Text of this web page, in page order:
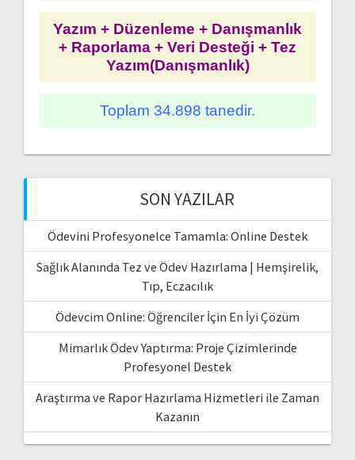
Yazım + Düzenleme + Danışmanlık
+ Raporlama + Veri Desteği + Tez
Yazım(Danışmanlık)
Toplam 34.898 tanedir.
SON YAZILAR
Ödevini Profesyonelce Tamamla: Online Destek
Sağlık Alanında Tez ve Ödev Hazırlama | Hemşirelik,
Tıp, Eczacılık
Ödevcim Online: Öğrenciler İçin En İyi Çözüm
Mimarlık Ödev Yaptırma: Proje Çizimlerinde
Profesyonel Destek
Araştırma ve Rapor Hazırlama Hizmetleri ile Zaman
Kazanın